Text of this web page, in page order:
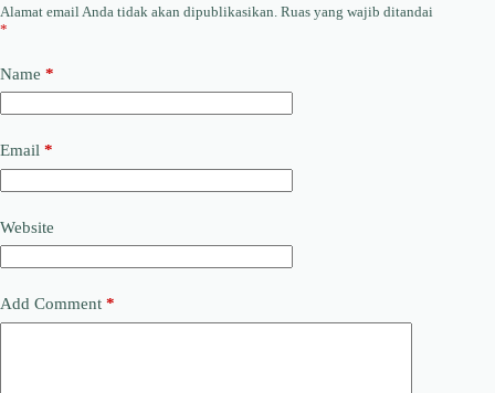
Alamat email Anda tidak akan dipublikasikan. Ruas yang wajib ditandai
*
Name *
Email *
Website
Add Comment *